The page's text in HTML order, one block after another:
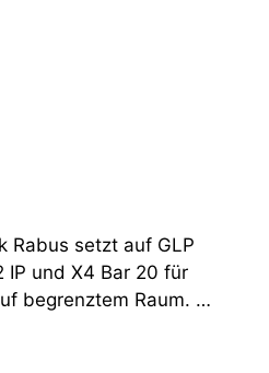
Rabus setzt auf GLP
IP und X4 Bar 20 für
begrenztem Raum. …